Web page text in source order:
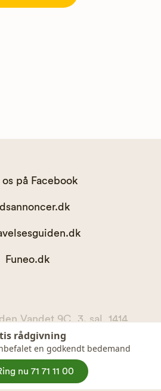
os på Facebook
Funeo.dk
Vandet 9C, 3. sal, 1414
K
telefon 71 71 11 00
36065567
rådgivning
en godkendt bedemand
nu 71 71 11 00